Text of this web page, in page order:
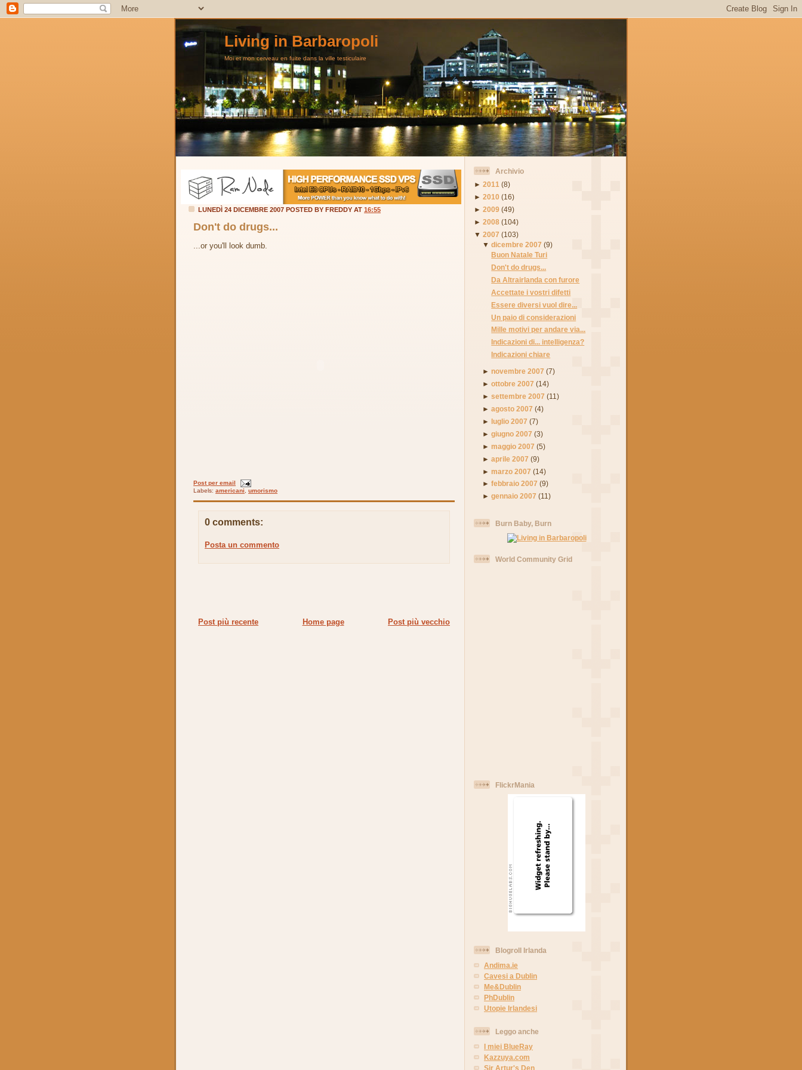
Living in Barbaropoli
Moi et mon cerveau en fuite dans la ville testiculaire
LUNEDÌ 24 DICEMBRE 2007 POSTED BY FREDDY AT 16:55
Don't do drugs...
...or you'll look dumb.
Post per email
Labels: americani umorismo
0 comments:
Posta un commento
Post più recente Post più vecchio
Home page
Archivio
► 2011 (8)
► 2010 (16)
► 2009 (49)
► 2008 (104)
▼ 2007 (103)
▼dicembre 2007 (9)
Buon Natale Turi
Don't do drugs...
Da Altrairlanda con furore
Accettate i vostri difetti
Essere diversi vuol dire...
Un paio di considerazioni
Mille motivi per andare via...
Indicazioni di... intelligenza?
Indicazioni chiare
►novembre 2007 (7)
►ottobre 2007 (14)
►settembre 2007 (11)
►agosto 2007 (4)
► luglio 2007 (7)
►giugno 2007 (3)
►maggio 2007 (5)
►aprile 2007 (9)
►marzo 2007 (14)
►febbraio 2007 (9)
►gennaio 2007 (11)
Burn Baby, Burn
World Community Grid
FlickrMania
Blogroll Irlanda
Andima.ie
Cavesi a Dublin
Me&Dublin
PhDublin
Utopie Irlandesi
Leggo anche
I miei BlueRay
Kazzuya.com
Sir Artur's Den